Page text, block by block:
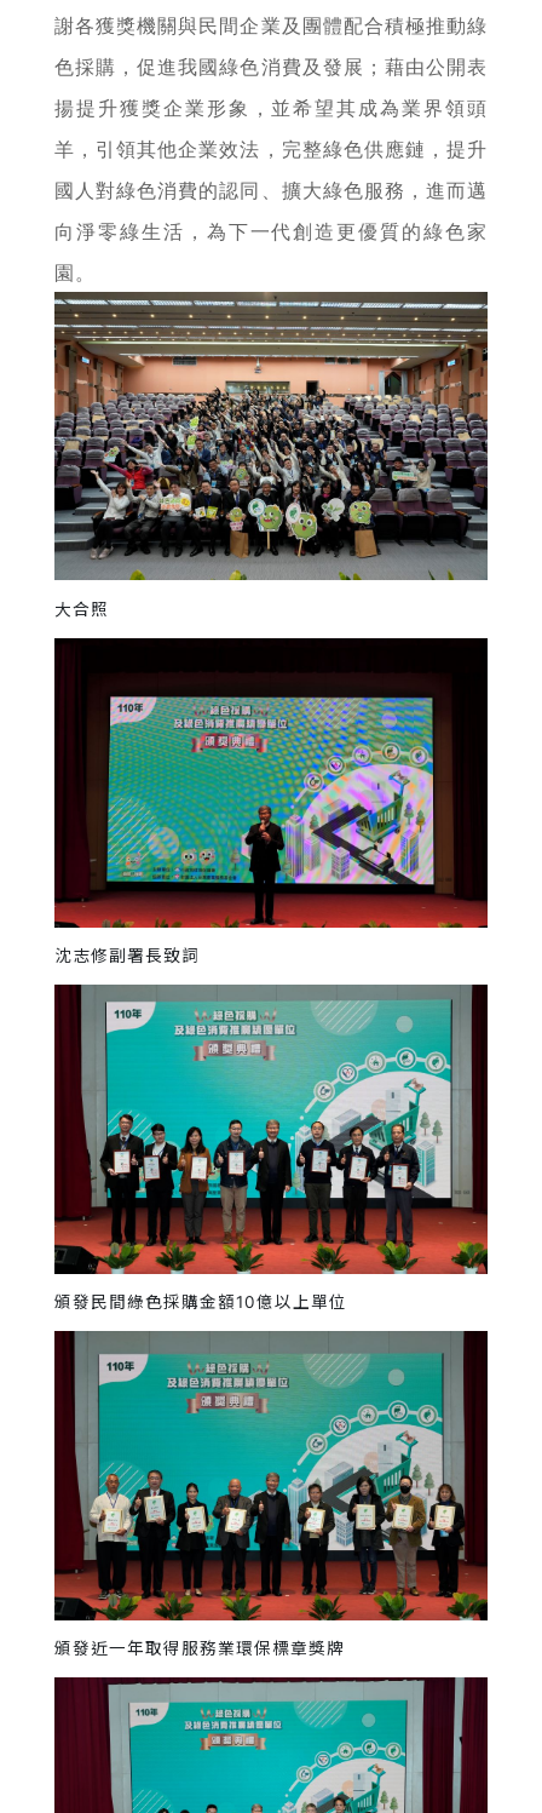
謝各獲獎機關與民間企業及團體配合積極推動綠
色採購，促進我國綠色消費及發展；藉由公開表
揚提升獲獎企業形象，並希望其成為業界領頭
羊，引領其他企業效法，完整綠色供應鏈，提升
國人對綠色消費的認同、擴大綠色服務，進而邁
向淨零綠生活，為下一代創造更優質的綠色家
園。
大合照
沈志修副署長致詞
頒發民間綠色採購金額10億以上單位
頒發近一年取得服務業環保標章獎牌